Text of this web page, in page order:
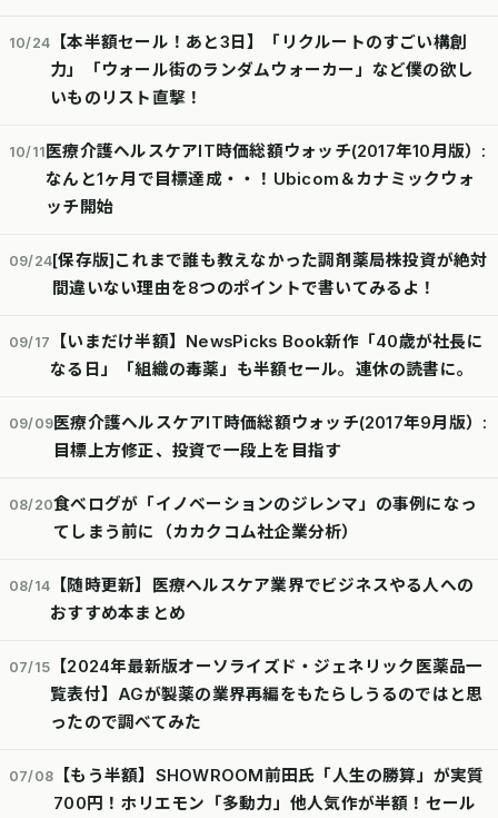
10/24
【本半額セール！あと3日】「リクルートのすごい構創
力」「ウォール街のランダムウォーカー」など僕の欲し
いものリスト直撃！
10/11医療介護ヘルスケアIT時価総額ウォッチ(2017年10月版）:
なんと1ヶ月で目標達成・・！Ubicom＆カナミックウォ
ッチ開始
09/24[保存版]これまで誰も教えなかった調剤薬局株投資が絶対
間違いない理由を8つのポイントで書いてみるよ！
09/17
【いまだけ半額】NewsPicks Book新作「40歳が社長に
なる日」「組織の毒薬」も半額セール。連休の読書に。
09/09医療介護ヘルスケアIT時価総額ウォッチ(2017年9月版）:
目標上方修正、投資で一段上を目指す
08/20食べログが「イノベーションのジレンマ」の事例になっ
てしまう前に（カカクコム社企業分析）
08/14
【随時更新】医療ヘルスケア業界でビジネスやる人への
おすすめ本まとめ
07/15
【2024年最新版オーソライズド・ジェネリック医薬品一
覧表付】AGが製薬の業界再編をもたらしうるのではと思
ったので調べてみた
07/08
【もう半額】SHOWROOM前田氏「人生の勝算」が実質
700円！ホリエモン「多動力」他人気作が半額！セール